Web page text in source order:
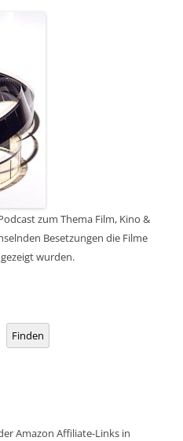
zum Thema Film, Kino &
Besetzungen die Filme
wurden.
Finden
Amazon Affiliate-Links in